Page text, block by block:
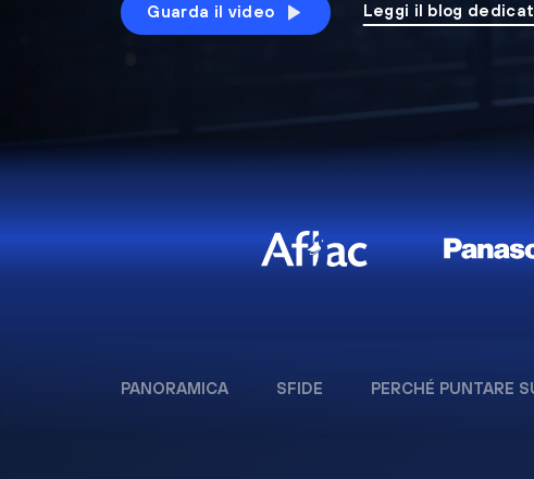
Guarda il video Leggi il blog
PANORAMICA SFIDE PERCHÉ PUNTARE